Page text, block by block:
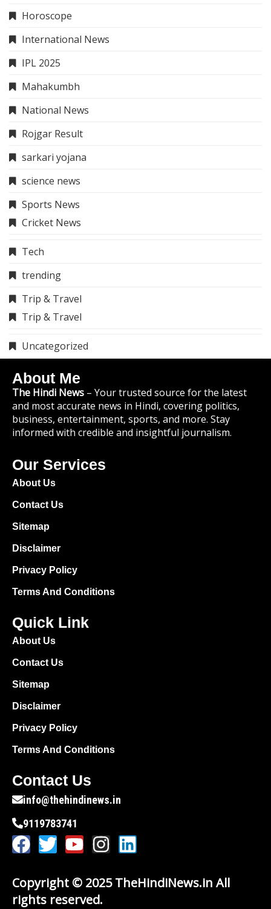
Horoscope
International News
IPL 2025
Mahakumbh
National News
Rojgar Result
sarkari yojana
science news
Sports News
Cricket News
Tech
trending
Trip & Travel
Trip & Travel
Uncategorized
About Me
The Hindi News – Your trusted source for the latest
and most accurate news in Hindi, covering politics,
business, entertainment, sports, and more. Stay
informed with credible and insightful journalism.
Our Services
About Us
Contact Us
Sitemap
Disclaimer
Privacy Policy
Terms And Conditions
Quick Link
About Us
Contact Us
Sitemap
Disclaimer
Privacy Policy
Terms And Conditions
Contact Us
info@thehindinews.in
9119783741
Copyright © 2025 TheHindiNews.in All
rights reserved.